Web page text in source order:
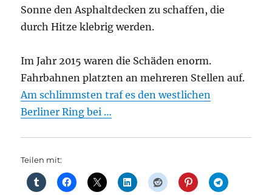
Sonne den Asphaltdecken zu schaffen, die
durch Hitze klebrig werden.
Im Jahr 2015 waren die Schäden enorm.
Fahrbahnen platzten an mehreren Stellen auf.
Am schlimmsten traf es den westlichen
Berliner Ring bei …
Teilen mit: